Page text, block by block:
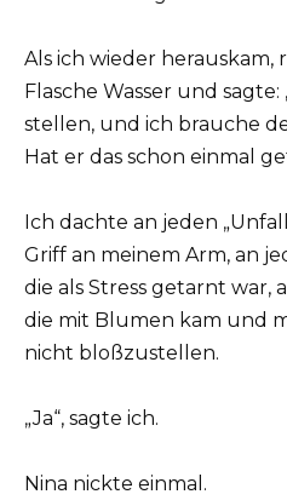
Als ich wieder herauskam,
Flasche Wasser und
stellen, und ich brauche
Hat er das schon einmal
Ich dachte an jeden
Griff an meinem Arm, an
die als Stress getarnt war,
die mit Blumen kam und
nicht bloßzustellen.
„Ja“, sagte ich.
Nina nickte einmal.